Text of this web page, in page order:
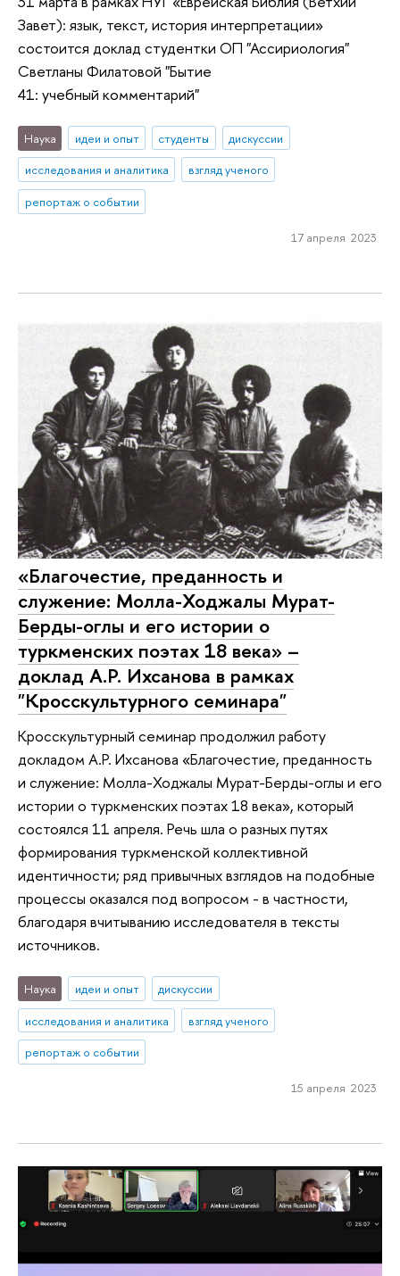
Завет): язык, текст, история интерпретации»
состоится доклад студентки ОП "Ассириология"
Светланы Филатовой "Бытие
41: учебный комментарий"
Наука идеи и опыт студенты
дискуссии
исследования и аналитика
взгляд ученого
репортаж о событии
17 апреля 2023
«Благочестие, преданность и
служение: Молла-Ходжалы Мурат-
Берды-оглы и его истории о
туркменских поэтах 18 века» –
доклад А.Р. Ихсанова в рамках
"Кросскультурного семинара"
Кросскультурный семинар продолжил работу
докладом А.Р. Ихсанова «Благочестие, преданность
и служение: Молла-Ходжалы Мурат-Берды-оглы и его
истории о туркменских поэтах 18 века», который
состоялся 11 апреля. Речь шла о разных путях
формирования туркменской коллективной
идентичности; ряд привычных взглядов на подобные
процессы оказался под вопросом - в частности,
благодаря вчитыванию исследователя в тексты
источников.
Наука идеи и опыт
дискуссии
исследования и аналитика
взгляд ученого
репортаж о событии
15 апреля 2023